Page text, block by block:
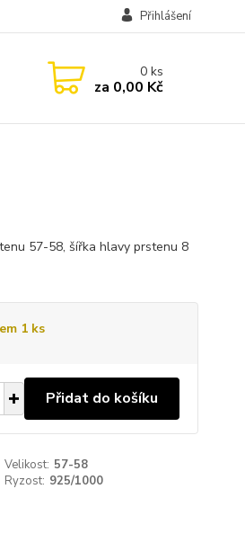
Přihlášení
0ks
za 0,00 Kč
57-58, šířka hlavy prstenu 8
1 ks
Přidat do košíku
Velikost: 57-58
Ryzost: 925/1000